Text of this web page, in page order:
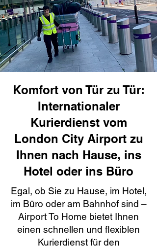
Komfort von Tür zu Tür:
Internationaler
Kurierdienst vom
London City Airport zu
Ihnen nach Hause, ins
Hotel oder ins Büro
Egal, ob Sie zu Hause, im Hotel,
im Büro oder am Bahnhof sind –
Airport To Home bietet Ihnen
einen schnellen und flexiblen
Kurierdienst für den